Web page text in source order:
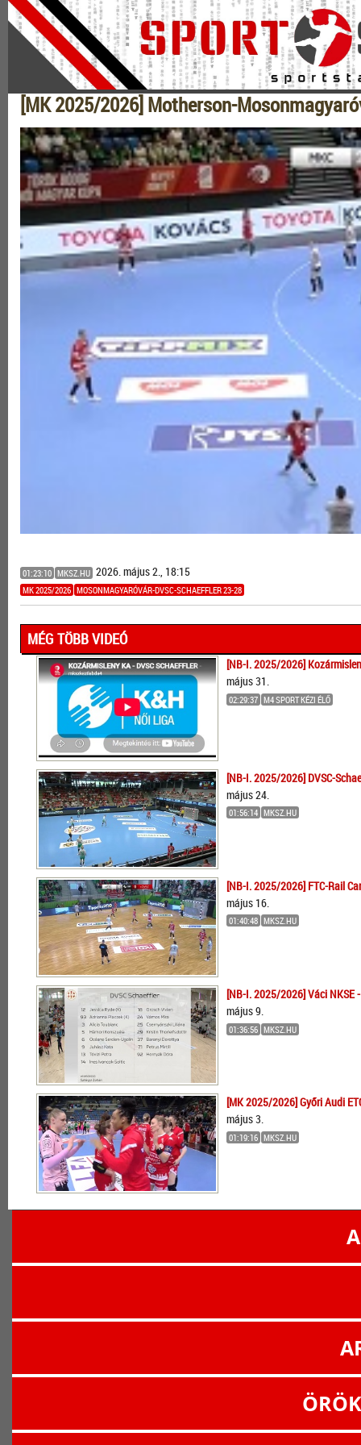
[MK 2025/2026] Motherson-
01:23:10 MKSZ.HU 2026. május 2., 18:15
MK 2025/2026 MOSONMAGYARÓVÁR-DVSC-SCHAEFFLER 23-28
MÉG TÖBB VIDEÓ
[NB-I. 2025/2026]
május 31.
02:29:37 M4 SPORT KÉZI ÉLŐ
[NB-I. 2025/2026] DVSC-
május 24.
01:56:14 MKSZ.HU
[NB-I. 2025/2026] FTC-Rail
május 16.
01:40:48 MKSZ.HU
[NB-I. 2025/2026] Váci NKSE
május 9.
01:36:56 MKSZ.HU
[MK 2025/2026] Győri Audi
május 3.
01:19:16 MKSZ.HU